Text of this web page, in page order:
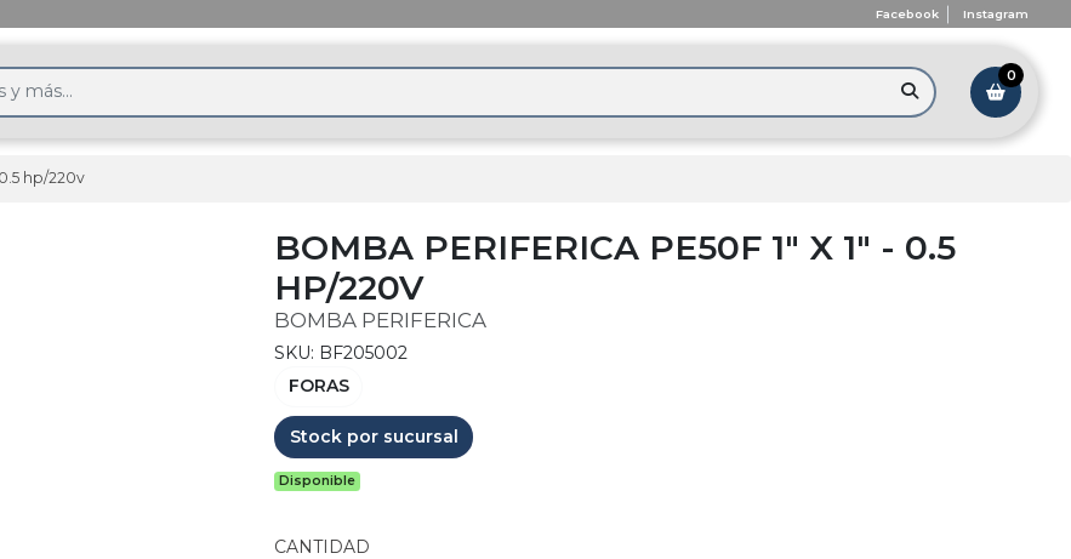
Facebook Instagram
0
hp/220v
BOMBA PERIFERICA PE50F 1" X 1" - 0.5
HP/220V
BOMBA PERIFERICA
SKU: BF205002
FORAS
Stock por sucursal
Disponible
CANTIDAD